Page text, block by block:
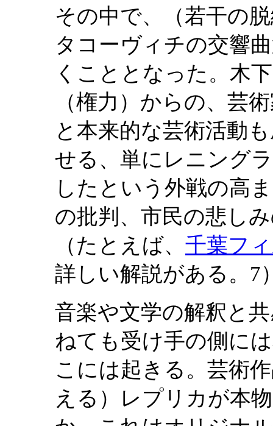
その中で、（若干の
タコーヴィチの交響
くこととなった。木
（権力）からの、芸
と本来的な芸術活動
せる、単にレニング
したという外戦の高
の批判、市民の悲し
（たとえば、 千葉フ
詳しい解説がある。7
音楽や文学の解釈と
ねても受け手の側に
こには起きる。芸術
える）レプリカが本